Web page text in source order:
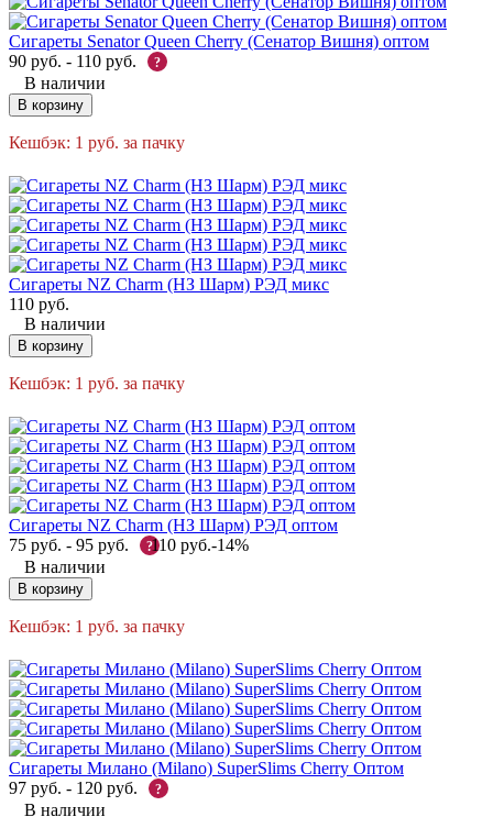
Сигареты Senator Queen Cherry (Сенатор Вишня) оптом
90 руб. - 110 руб. ?
В наличии
В корзину
Кешбэк: 1 руб. за пачку
Сигареты NZ Charm (НЗ Шарм) РЭД микс
110 руб.
В наличии
В корзину
Кешбэк: 1 руб. за пачку
Сигареты NZ Charm (НЗ Шарм) РЭД оптом
75 руб. - 95 руб. ?110 руб.-14%
В наличии
В корзину
Кешбэк: 1 руб. за пачку
Сигареты Милано (Milano) SuperSlims Cherry Оптом
97 руб. - 120 руб. ?
В наличии